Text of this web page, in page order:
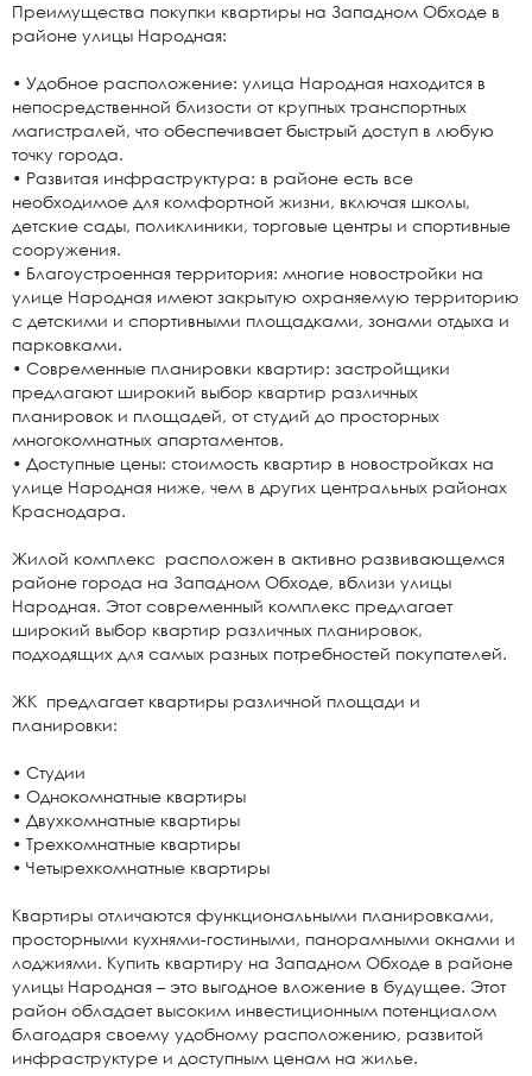
Преимущества покупки квартиры на Западном Обходе в
районе улицы Народная:
• Удобное расположение: улица Народная находится в
непосредственной близости от крупных транспортных
магистралей, что обеспечивает быстрый доступ в любую
точку города.
• Развитая инфраструктура: в районе есть все
необходимое для комфортной жизни, включая школы,
детские сады, поликлиники, торговые центры и спортивные
сооружения.
• Благоустроенная территория: многие новостройки на
улице Народная имеют закрытую охраняемую территорию
с детскими и спортивными площадками, зонами отдыха и
парковками.
• Современные планировки квартир: застройщики
предлагают широкий выбор квартир различных
планировок и площадей, от студий до просторных
многокомнатных апартаментов.
• Доступные цены: стоимость квартир в новостройках на
улице Народная ниже, чем в других центральных районах
Краснодара.
Жилой комплекс расположен в активно развивающемся
районе города на Западном Обходе, вблизи улицы
Народная. Этот современный комплекс предлагает
широкий выбор квартир различных планировок,
подходящих для самых разных потребностей покупателей.
ЖК предлагает квартиры различной площади и
планировки:
• Студии
• Однокомнатные квартиры
• Двухкомнатные квартиры
• Трехкомнатные квартиры
• Четырехкомнатные квартиры
Квартиры отличаются функциональными планировками,
просторными кухнями-гостиными, панорамными окнами и
лоджиями. Купить квартиру на Западном Обходе в районе
улицы Народная – это выгодное вложение в будущее. Этот
район обладает высоким инвестиционным потенциалом
благодаря своему удобному расположению, развитой
инфраструктуре и доступным ценам на жилье.